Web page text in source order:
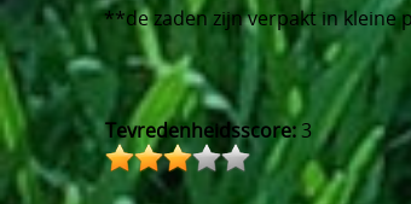
**de zaden zijn verpakt in kleine
Tevredenheidsscore:3